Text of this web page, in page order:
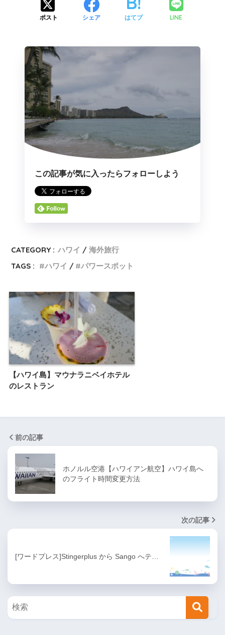
ポスト シェア はてブ LINE
この記事が気に入ったらフォローしよう
CATEGORY : ハワイ
海外旅行
TAGS :
ハワイ パワースポット
【ハワイ島】マウナラニベイホテル
のレストラン
前の記事
ホノルル空港【ハワイアン航空】ハワイ島へ
のフライト時間変更方法
次の記事
[ワードプレス]Stingerplus から Sango へテ…